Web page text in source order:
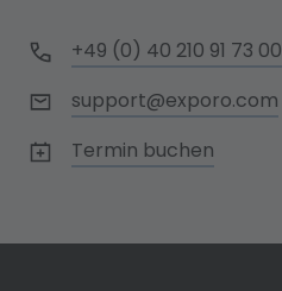
+49 (0) 40 210 91 73 00
support@exporo.com
Termin buchen